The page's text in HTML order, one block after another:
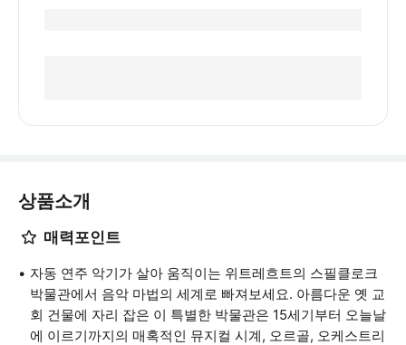
상품소개
매력포인트
자동 연주 악기가 살아 움직이는 위트레흐트의 스필클로크
박물관에서 음악 마법의 세계로 빠져보세요. 아름다운 옛 교
회 건물에 자리 잡은 이 특별한 박물관은 15세기부터 오늘날
에 이르기까지의 매혹적인 뮤지컬 시계, 오르골, 오케스트리